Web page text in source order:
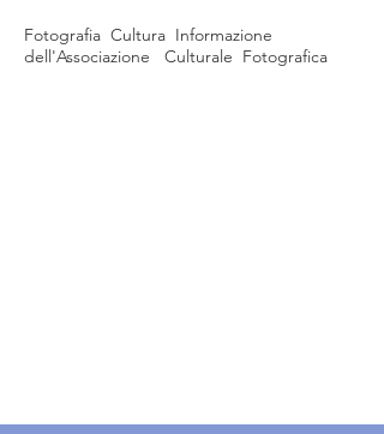
Fotografia Cultura Informazione
dell'Associazione Culturale Fotografica